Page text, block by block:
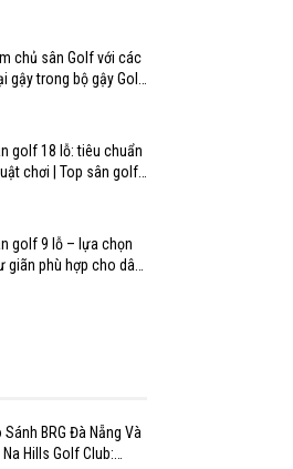
chủ sân Golf với các
gậy trong bộ gậy Golf
golf 18 lỗ: tiêu chuẩn
chơi | Top sân golf
golf 9 lỗ – lựa chọn
giãn phù hợp cho dân
Sánh BRG Đà Nẵng Và
Na Hills Golf Club: